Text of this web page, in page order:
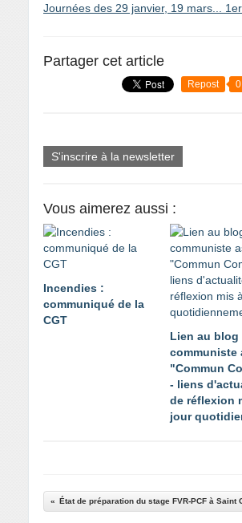
Journées des 29 janvier, 19 mars...
Partager cet article
Repost 0
S'inscrire à la newsletter
Vous aimerez aussi :
Incendies :
communiqué de la
CGT
Lien au blog
communiste
"Commun
- liens
de réflexion
jour